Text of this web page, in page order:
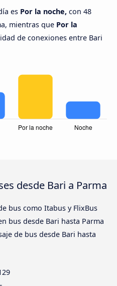
es Por la noche, con 48
mientras que Por la
de conexiones entre Bari
desde Bari a Parma
bus como Itabus y FlixBus
bus desde Bari hasta Parma
de bus desde Bari hasta